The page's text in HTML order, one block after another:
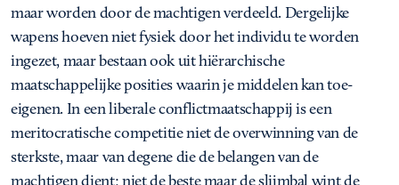
maar worden door de machtigen verdeeld. Dergelijke
wapens hoeven niet fysiek door het individu te worden
ingezet, maar bestaan ook uit hiërarchische
maatschappelijke posities waarin je middelen kan toe-
eigenen. In een liberale conflictmaatschappij is een
meritocratische competitie niet de overwinning van de
sterkste, maar van degene die de belangen van de
machtigen dient; niet de beste maar de slijmbal wint de